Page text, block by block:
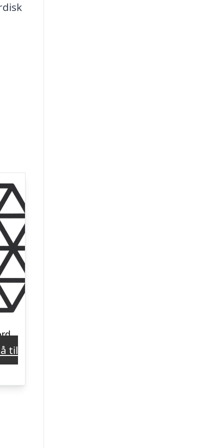
Zone Triangle bordskåner, sort
til